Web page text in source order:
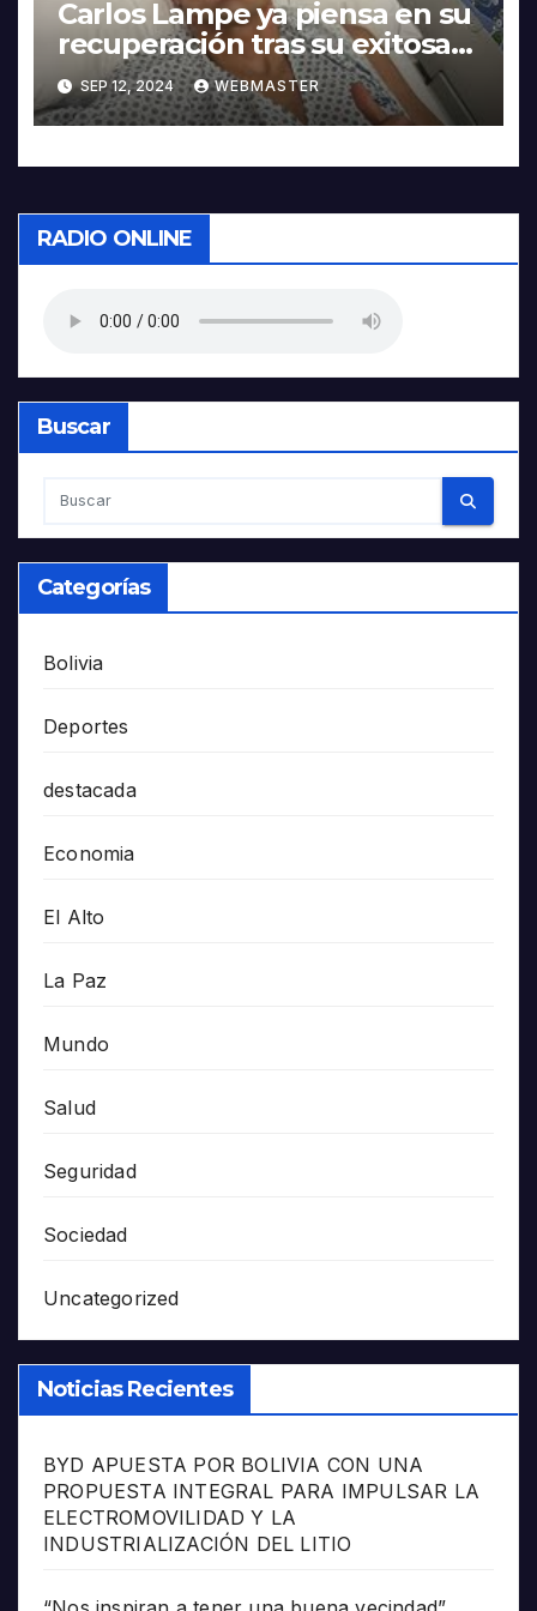
Carlos Lampe ya piensa en su
recuperación tras su exitosa
operación en el tendón de
Aquiles
SEP 12, 2024 WEBMASTER
RADIO ONLINE
Buscar
Categorías
Bolivia
Deportes
destacada
Economia
El Alto
La Paz
Mundo
Salud
Seguridad
Sociedad
Uncategorized
Noticias Recientes
BYD APUESTA POR BOLIVIA CON UNA
PROPUESTA INTEGRAL PARA IMPULSAR LA
ELECTROMOVILIDAD Y LA
INDUSTRIALIZACIÓN DEL LITIO